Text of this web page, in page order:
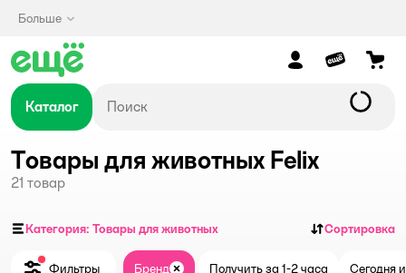
Больше
Каталог
Товары для животных Felix
21 товар
Категория: Товары для животных Сортировка
Фильтры Бренд Получить за 1-2 часа Сегодня